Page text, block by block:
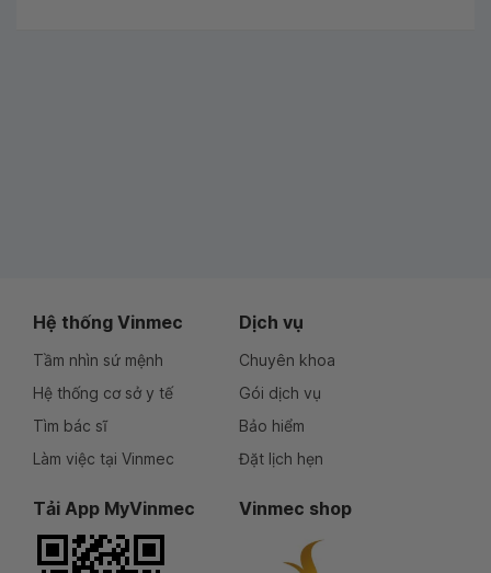
Hệ thống Vinmec
Tầm nhìn sứ mệnh
Hệ thống cơ sở y tế
Tìm bác sĩ
Làm việc tại Vinmec
Dịch vụ
Chuyên khoa
Gói dịch vụ
Bảo hiểm
Đặt lịch hẹn
Tải App MyVinmec Vinmec shop